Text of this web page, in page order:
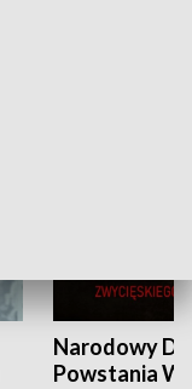
Narodowy
Powstania